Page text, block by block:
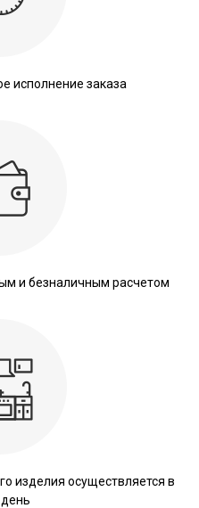
исполнение заказа
и безналичным расчетом
изделия осуществляется в